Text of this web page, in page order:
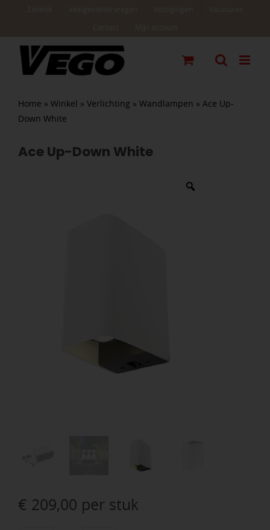
Home » Winkel » Verlichting » Wandlampen » Ace Up-
Down White
Ace Up-Down White
€ 209,00 per stuk